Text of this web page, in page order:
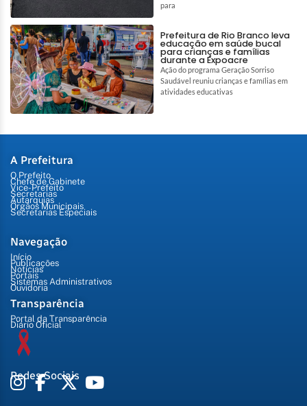
para
Prefeitura de Rio Branco leva
educação em saúde bucal
para crianças e famílias
durante a Expoacre
Ação do programa Geração Sorriso
Saudável reuniu crianças e famílias em
atividades educativas
A Prefeitura
O Prefeito
Chefe de Gabinete
Vice-Prefeito
Secretarias
Autarquias
Órgãos Municipais
Secretarias Especiais
Navegação
Início
Publicações
Notícias
Portais
Sistemas Administrativos
Ouvidoria
Transparência
Portal da Transparência
Diário Oficial
Redes Sociais